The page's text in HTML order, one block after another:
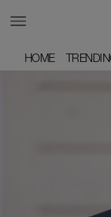
HOME
HOME